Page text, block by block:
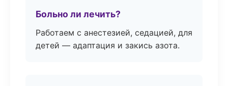
Больно ли лечить?
Работаем с анестезией, седацией, для
детей — адаптация и закись азота.